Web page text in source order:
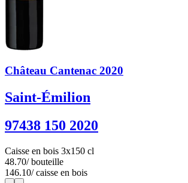
Château Cantenac 2020
Saint-Émilion
97438 150 2020
Caisse en bois 3x150 cl
48.70/ bouteille
146.10/ caisse en bois